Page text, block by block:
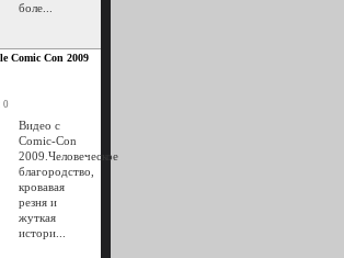
боле...
Comic Con 2009
0
Видео с
Comic-Con
2009.Человеческое
благородство,
кровавая
резня и
жуткая
истори...